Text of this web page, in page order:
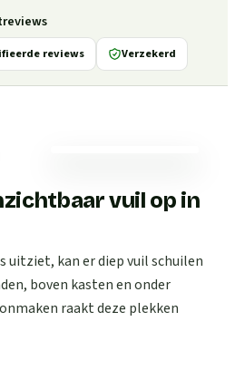
reviews Verzekerd
vuil op in
uitziet, kan er diep vuil schuilen
boven kasten en onder
raakt deze plekken